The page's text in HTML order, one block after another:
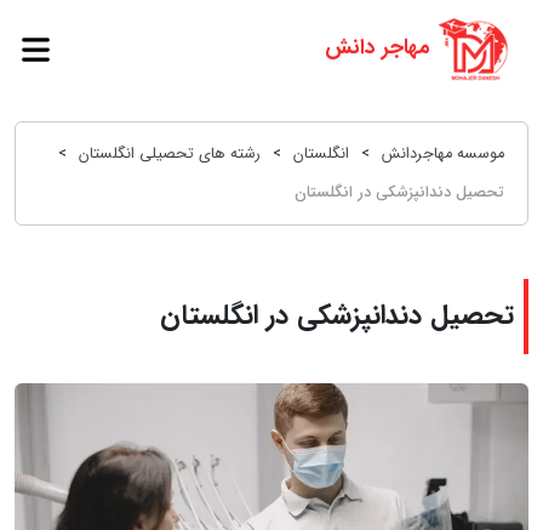
موسسه مهاجردانش > انگلستان > رشته های تحصیلی انگلستان >
تحصیل دندانپزشکی در انگلستان
تحصیل دندانپزشکی در انگلستان